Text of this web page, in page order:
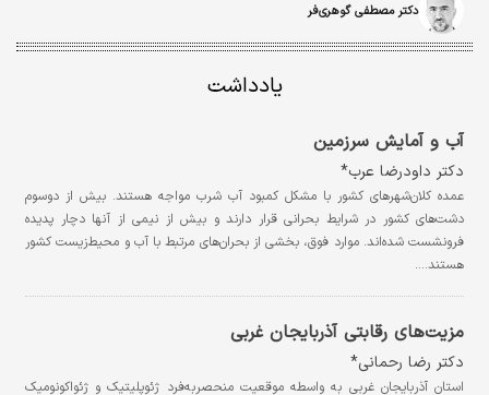
دکتر مصطفی گوهری‌فر
یادداشت
آب و آمایش سرزمین
دکتر داودرضا عرب*
عمده کلان‌شهرهای کشور با مشکل کمبود آب شرب مواجه هستند. بیش از دو‌سوم
دشت‌های کشور در شرایط بحرانی قرار دارند و بیش از نیمی از آنها دچار پدیده
فرونشست شده‌اند. موارد فوق، بخشی از بحران‌های مرتبط با آب و محیط‌زیست کشور
هستند.…
مزیت‌های رقابتی آذربایجان غربی
دکتر رضا رحمانی*
استان آذربایجان غربی به واسطه موقعیت منحصربه‌فرد ژئوپلیتیک و ژئواکونومیک